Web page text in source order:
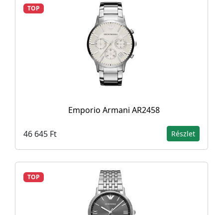
TOP
Emporio Armani AR2458
46 645 Ft Részlet
TOP